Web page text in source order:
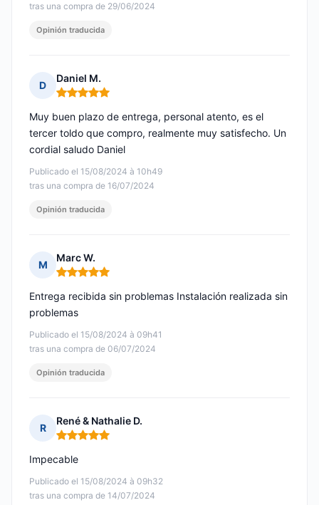
tras una compra de 29/06/2024
Opinión traducida
D
Daniel M.
Nota: 5 de 5
Publicado el 15/08/2024 à 10h49
tras una compra de 16/07/2024
Muy buen plazo de entrega, personal atento, es el
tercer toldo que compro, realmente muy satisfecho. Un
cordial saludo Daniel
Opinión traducida
M
Marc W.
Nota: 5 de 5
Publicado el 15/08/2024 à 09h41
tras una compra de 06/07/2024
Entrega recibida sin problemas Instalación realizada sin
problemas
Opinión traducida
R
René & Nathalie D.
Nota: 5 de 5
Publicado el 15/08/2024 à 09h32
tras una compra de 14/07/2024
Impecable